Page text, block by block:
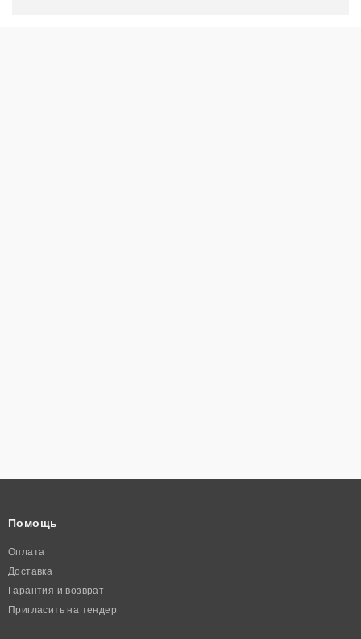
Помощь
Оплата
Доставка
Гарантия и возврат
Пригласить на тендер